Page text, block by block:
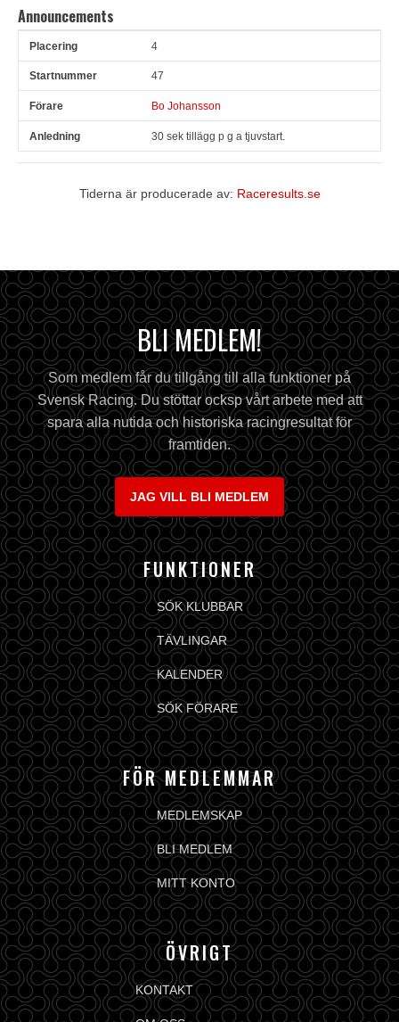
Announcements
Pl Snr 4
47
Bo Johansson
30 sek tillägg p g a tjuvstart.
Tiderna är producerade av: Raceresults.se
BLI MEDLEM!
Som medlem får du tillgång till alla funktioner på
Svensk Racing. Du stöttar ocksp vårt arbete med att
spara alla nutida och historiska racingresultat för
framtiden.
JAG VILL BLI MEDLEM
FUNKTIONER
SÖK KLUBBAR
TÄVLINGAR
KALENDER
SÖK FÖRARE
FÖR MEDLEMMAR
MEDLEMSKAP
BLI MEDLEM
MITT KONTO
ÖVRIGT
KONTAKT